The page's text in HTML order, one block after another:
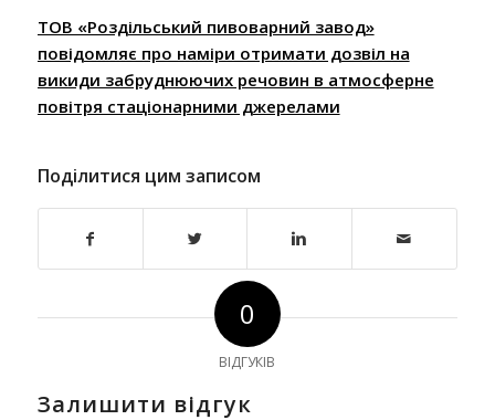
ТОВ «Роздільський пивоварний завод»
повідомляє про наміри отримати дозвіл на
викиди забруднюючих речовин в атмосферне
повітря стаціонарними джерелами
Поділитися цим записом
0
ВІДГУКІВ
Залишити відгук